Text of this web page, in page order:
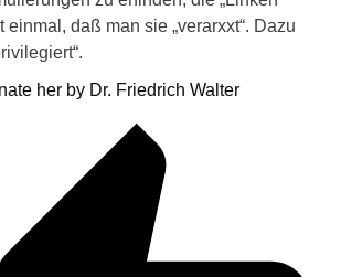
einmal, daß man sie „verarxxt“. Dazu
her by Dr. Friedrich Walter